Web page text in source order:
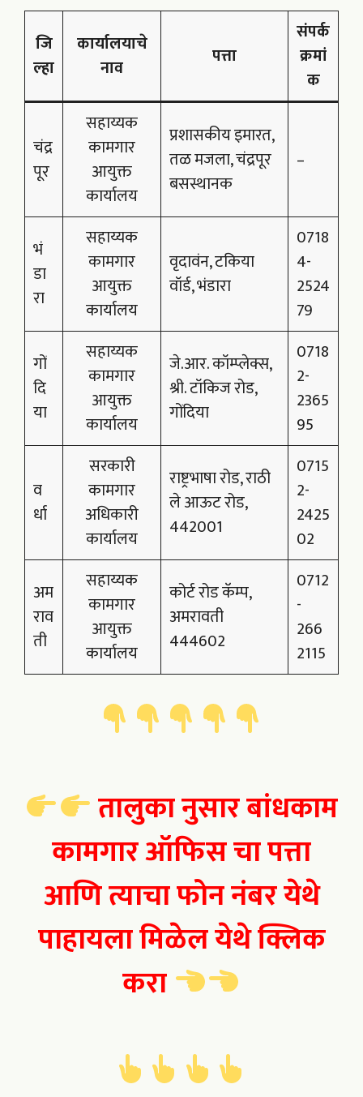
जि
ल्हा
कार्यालयाचे
नाव
पत्ता
संपर्क
क्रमां
क
चंद्र
पूर
सहाय्यक
कामगार
आयुक्त
कार्यालय
प्रशासकीय इमारत,
तळ मजला, चंद्रपूर
बसस्थानक
–
भं
डा
रा
सहाय्यक
कामगार
आयुक्त
कार्यालय
वृदावंन, टकिया
वॉर्ड, भंडारा
0718
4-
2524
79
गों
दि
या
सहाय्यक
कामगार
आयुक्त
कार्यालय
जे.आर. कॉम्प्लेक्स,
श्री. टॉकिज रोड,
गोंदिया
0718
2-
2365
95
व
र्धा
सरकारी
कामगार
अधिकारी
कार्यालय
राष्ट्रभाषा रोड, राठी
ले आऊट रोड,
442001
0715
2-
2425
02
अम
राव
ती
सहाय्यक
कामगार
आयुक्त
कार्यालय
कोर्ट रोड कॅम्प,
अमरावती
444602
0712
-
266
2115
तालुका नुसार बांधकाम
कामगार ऑफिस चा पत्ता
आणि त्याचा फोन नंबर येथे
पाहायला मिळेल येथे क्लिक
करा